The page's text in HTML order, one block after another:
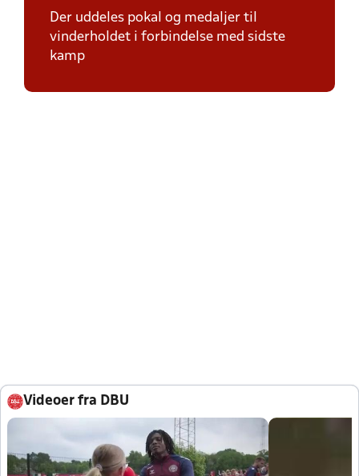
Der uddeles pokal og medaljer til
vinderholdet i forbindelse med sidste
kamp
Videoer fra DBU